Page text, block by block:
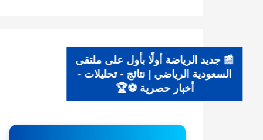
📰 جديد الرياضة أولًا بأول على ملتقى
السعودية الرياضي | نتائج - تحليلات -
أخبار حصرية ⚽🏆